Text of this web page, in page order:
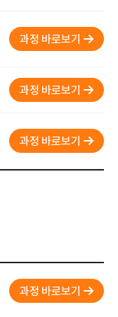
과정 바로보기
과정 바로보기
과정 바로보기
과정 바로보기